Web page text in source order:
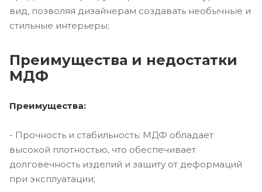
вид, позволяя дизайнерам создавать необычные и
стильные интерьеры;
Преимущества и недостатки
МДФ
Преимущества:
- Прочность и стабильность: МДФ обладает
высокой плотностью, что обеспечивает
долговечность изделий и защиту от деформаций
при эксплуатации;